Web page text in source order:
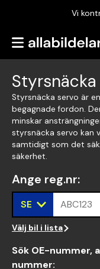
Vi
Styrsnäcka servo är
begagnade fordon.
minskar
styrsnäcka servo kan
samtidigt som det
säkerhet.
Ange reg.nr:
SE ABC123
Välj bil i lista
Sök OE-nummer,
nummer: